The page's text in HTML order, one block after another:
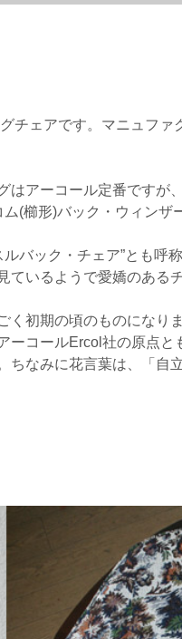
チェアです。マニュファ
アーコール定番ですが
(櫛形)バック・ウィンザ
バック・チェア”とも呼
いるようで愛嬌のある
初期の頃のものになりま
コールErcol社の原点と
なみに花言葉は、「自